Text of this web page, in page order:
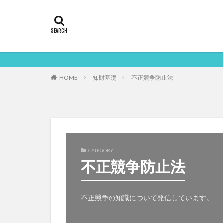
HOME 知財基礎 不正競争防止法
CATEGORY
不正競争防止法
不正競争の知識について発信しています。